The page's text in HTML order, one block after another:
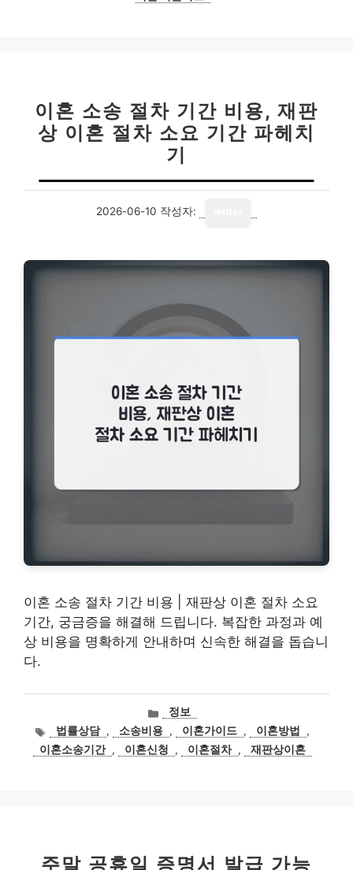
이혼 소송 절차 기간 비용, 재판
상 이혼 절차 소요 기간 파헤치
기
2026-06-10 작성자:
이혼 소송 절차 기간 비용 | 재판상 이혼 절차 소요
기간, 궁금증을 해결해 드립니다. 복잡한 과정과 예
상 비용을 명확하게 안내하며 신속한 해결을 돕습니
다.
카
테
고
리
정보
태
그
법률상담 , 소송비용 , 이혼가이드 , 이혼방법
,
이혼소송기간 , 이혼신청 , 이혼절차 , 재판상이혼
주말 공휴일 증명서 발급 가능